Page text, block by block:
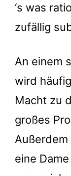
‘s was
zufällig
An einem
wird
Macht zu
großes
eine